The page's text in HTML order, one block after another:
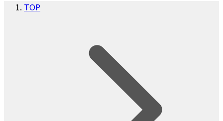
TOP